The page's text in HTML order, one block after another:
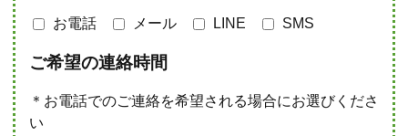
お電話 メール LINE SMS
ご希望の連絡時間
＊お電話でのご連絡を希望される場合にお選びくださ
い